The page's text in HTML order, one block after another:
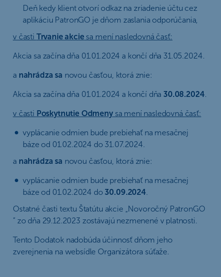
Deň kedy klient otvorí odkaz na zriadenie účtu cez
aplikáciu PatronGO je dňom zaslania odporúčania,
v časti Trvanie akciesa mení nasledovná časť:
Akcia sa začína dňa 01.01.2024 a končí dňa 31.05.2024.
a nahrádza sa novou časťou, ktorá znie:
Akcia sa začína dňa 01.01.2024 a končí dňa 30.08.2024.
v časti Poskytnutie Odmenysa mení nasledovná časť:
vyplácanie odmien bude prebiehať na mesačnej
báze od 01.02.2024 do 31.07.2024.
a nahrádza sa novou časťou, ktorá znie:
vyplácanie odmien bude prebiehať na mesačnej
báze od 01.02.2024 do 30.09.2024.
Ostatné časti textu Štatútu akcie „Novoročný PatronGO
” zo dňa 29.12.2023 zostávajú nezmenené v platnosti.
Tento Dodatok nadobúda účinnosť dňom jeho
zverejnenia na websídle Organizátora súťaže.